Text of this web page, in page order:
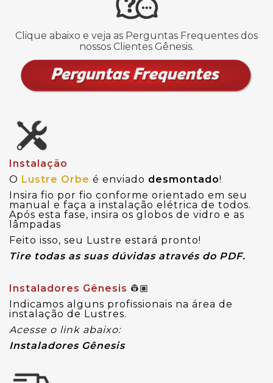
Clique abaixo e veja as Perguntas Frequentes dos
nossos Clientes Gênesis.
Instalação
O Lustre Orbe é enviado desmontado!
Insira fio por fio conforme orientado em seu
manual e faça a instalação elétrica de todos.
Após esta fase, insira os globos de vidro e as
lâmpadas
Feito isso, seu Lustre estará pronto!
Tire todas as suas dúvidas através do PDF.
Instaladores Gênesis 👷🏽
Indicamos alguns profissionais na área de
instalação de Lustres.
Acesse o link abaixo:
Instaladores Gênesis